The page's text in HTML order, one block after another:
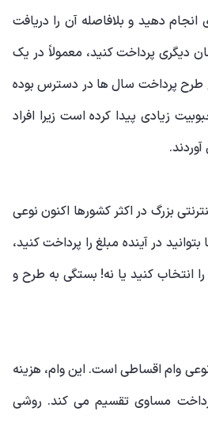
دهید و بلافاصله آن را دریافت
دیگری پرداخت کنید، معمولاً در یک
طرح پرداخت سال ها در دسترس بوده
زیادی پیدا کرده است زیرا افراد
بزرگ در اکثر کشورها اکنون نوعی
در آینده مبلغ را پرداخت کنید،
را انتخاب کنید یا نه! بستگی به طرح و
وام اقساطی است. این وام، هزینه
مساوی تقسیم می کند. روشی